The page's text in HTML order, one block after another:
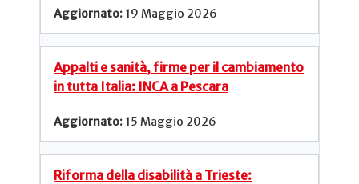
19 Maggio 2026
Appalti e sanità, firme per il cambiamento
in tutta Italia: INCA a Pescara
15 Maggio 2026
Riforma della disabilità a Trieste: